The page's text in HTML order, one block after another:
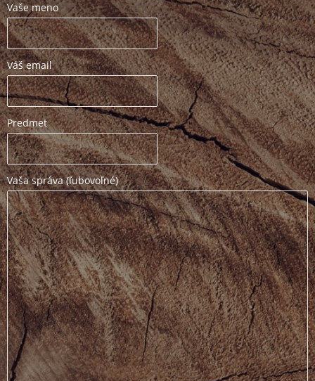
Vaše meno
Váš email
Predmet
Vaša správa (ľubovoľné)